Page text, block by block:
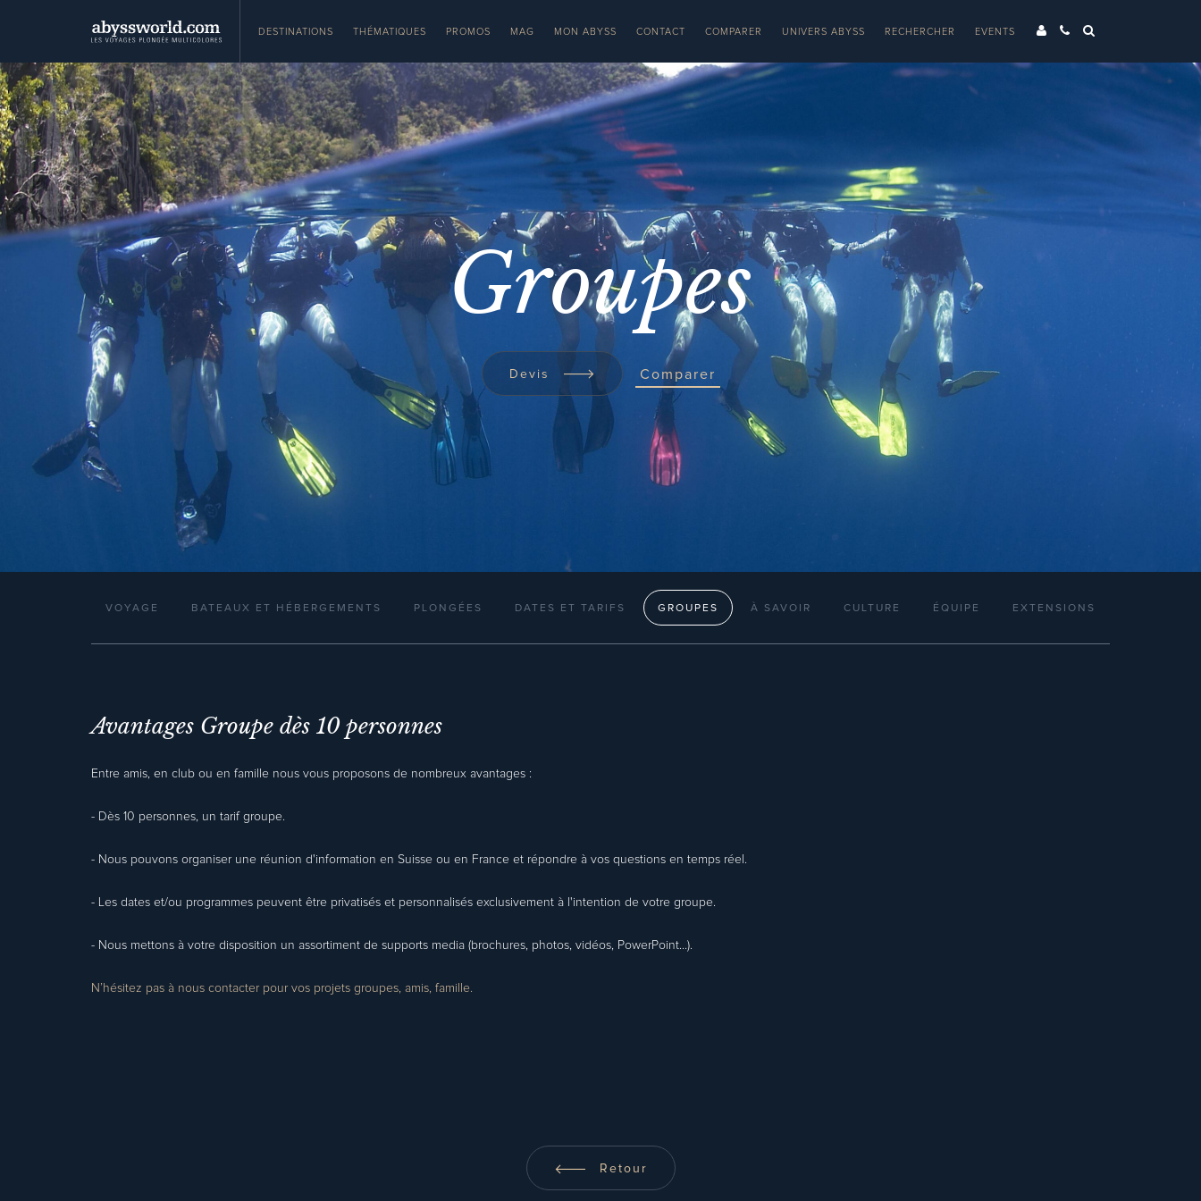
DESTINATIONS THÉMATIQUES PROMOS MAG MON ABYSS CONTACT COMPARER UNIVERS ABYSS RECHERCHER EVENTS
Groupes
Devis Comparer
VOYAGE BATEAUX ET HÉBERGEMENTS PLONGÉES DATES ET TARIFS GROUPES À SAVOIR CULTURE ÉQUIPE EXTENSIONS
Avantages Groupe dès 10 personnes
Entre amis, en club ou en famille nous vous proposons de nombreux avantages :
- Dès 10 personnes, un tarif groupe.
- Nous pouvons organiser une réunion d'information en Suisse ou en France et répondre à vos questions en temps réel.
- Les dates et/ou programmes peuvent être privatisés et personnalisés exclusivement à l'intention de votre groupe.
- Nous mettons à votre disposition un assortiment de supports media (brochures, photos, vidéos, PowerPoint...).
N’hésitez pas à nous contacter pour vos projets groupes, amis, famille.
Retour